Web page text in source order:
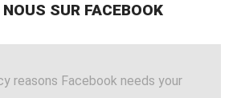
SUR FACEBOOK
reasons Facebook needs your